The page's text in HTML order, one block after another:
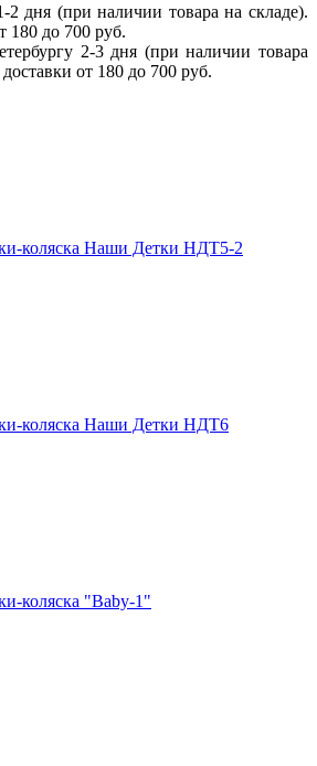
2 дня (при наличии товара на складе).
180 до 700 руб.
2-3 дня (при наличии товара
от 180 до 700 руб.
коляска Наши Детки НДТ5-2
коляска Наши Детки НДТ6
коляска "Baby-1"